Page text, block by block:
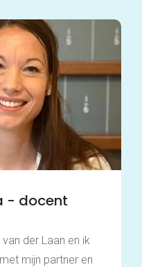
- docent
der Laan en ik
mijn partner en